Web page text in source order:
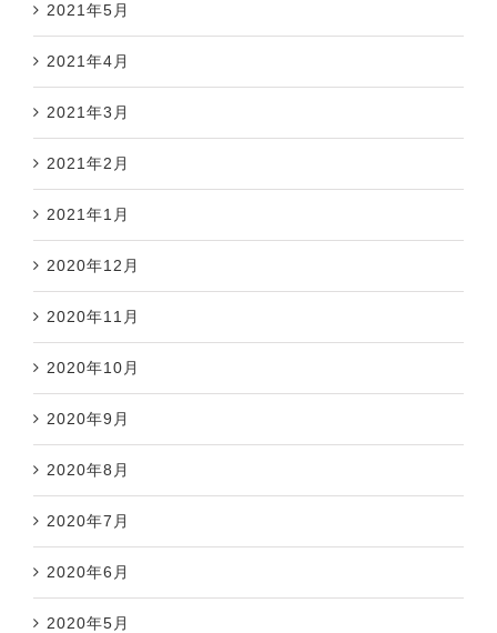
2021年5月
2021年4月
2021年3月
2021年2月
2021年1月
2020年12月
2020年11月
2020年10月
2020年9月
2020年8月
2020年7月
2020年6月
2020年5月